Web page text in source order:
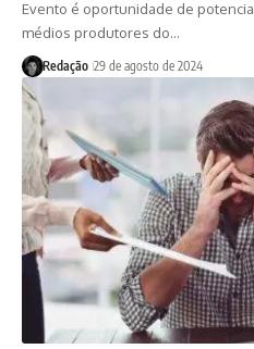
Evento é oportunidade de
médios produtores do…
Redação 29 de agosto de 2024